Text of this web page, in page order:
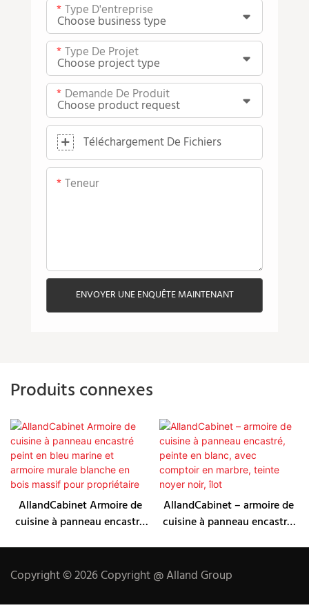
Type D'entreprise
Type De Projet
Demande De Produit
Téléchargement De Fichiers
Teneur
ENVOYER UNE ENQUÊTE MAINTENANT
Produits connexes
AllandCabinet Armoire de
cuisine à panneau encastré
bois massif pour propriétaire
AllandCabinet – armoire de
cuisine à panneau encastré,
noyer noir, îlot
Copyright © 2026 Copyright @ Alland Group